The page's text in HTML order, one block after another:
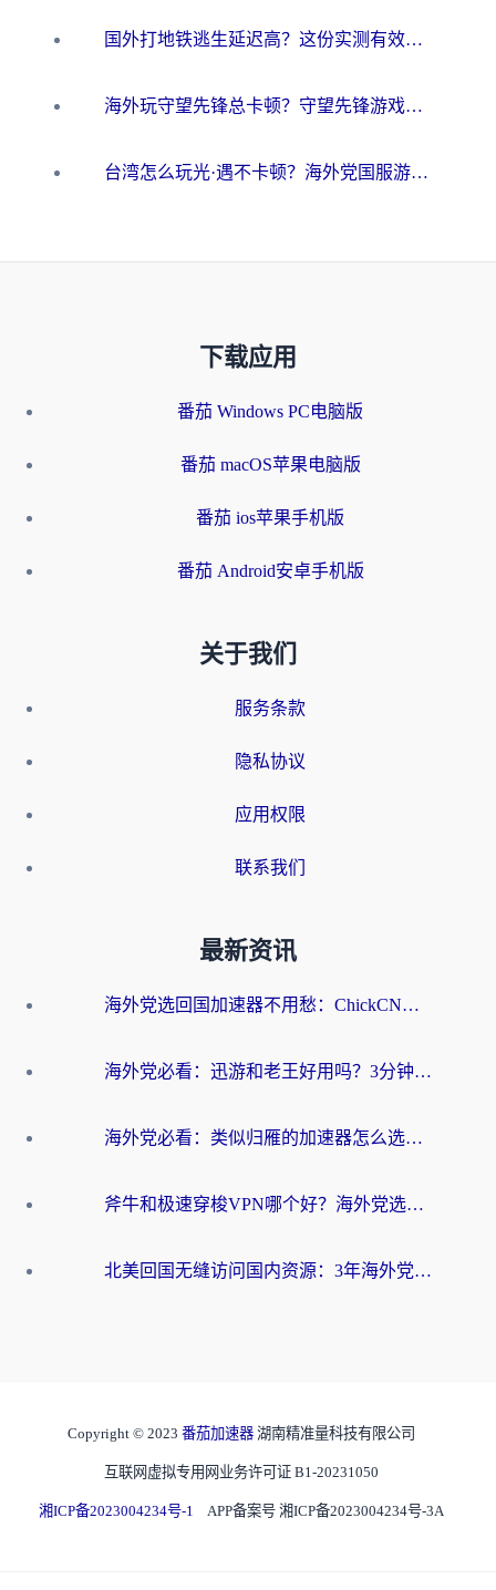
国外打地铁逃生延迟高？这份实测有效的低延迟指南帮你吃鸡
海外玩守望先锋总卡顿？守望先锋游戏加速器在哪里买&避坑指南（附欧洲非洲游戏实测）
台湾怎么玩光·遇不卡顿？海外党国服游戏加速终极攻略（附实测体验）
下载应用
番茄 Windows PC电脑版
番茄 macOS苹果电脑版
番茄 ios苹果手机版
番茄 Android安卓手机版
关于我们
服务条款
隐私协议
应用权限
联系我们
最新资讯
海外党选回国加速器不用愁：ChickCN和洞见哪个好？一篇搞定所有疑问
海外党必看：迅游和老王好用吗？3分钟选对加速国内网络的加速器
海外党必看：类似归雁的加速器怎么选？一篇搞定无缝访问国内资源
斧牛和极速穿梭VPN哪个好？海外党选回国加速器必看的真实对比与避坑指南
北美回国无缝访问国内资源：3年海外党亲测的加速器选择指南
Copyright © 2023 番茄加速器 湖南精准量科技有限公司
互联网虚拟专用网业务许可证 B1-20231050
湘ICP备2023004234号-1 APP备案号 湘ICP备2023004234号-3A